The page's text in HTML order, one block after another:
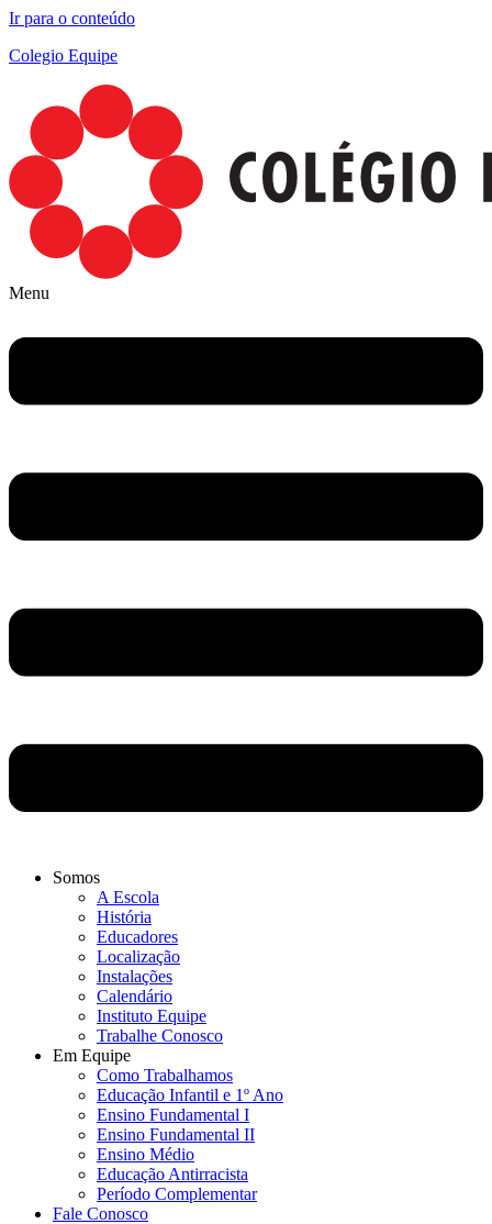
Ir para o conteúdo
Colegio Equipe
Menu
Somos
A Escola
História
Educadores
Localização
Instalações
Calendário
Instituto Equipe
Trabalhe Conosco
Em Equipe
Como Trabalhamos
Educação Infantil e 1º Ano
Ensino Fundamental I
Ensino Fundamental II
Ensino Médio
Educação Antirracista
Período Complementar
Fale Conosco